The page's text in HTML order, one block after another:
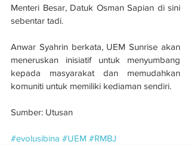
Menteri Besar, Datuk Osman Sapian di sini
sebentar tadi.
Anwar Syahrin berkata, UEM Sunrise akan
meneruskan inisiatif untuk menyumbang
kepada masyarakat dan memudahkan
komuniti untuk memiliki kediaman sendiri.
Sumber: Utusan
#evolusibina #UEM #RMBJ